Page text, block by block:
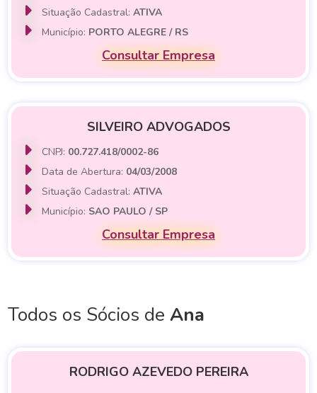
Situação Cadastral:ATIVA
Município: PORTO ALEGRE / RS
Consultar Empresa
SILVEIRO ADVOGADOS
CNPJ: 00.727.418/0002-86
Data de Abertura: 04/03/2008
Situação Cadastral:ATIVA
Município: SAO PAULO / SP
Consultar Empresa
Todos os Sócios deAna
RODRIGO AZEVEDO PEREIRA